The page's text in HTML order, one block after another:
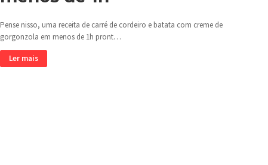
Pense nisso, uma receita de carré de cordeiro e batata com creme de
gorgonzola em menos de 1h pront…
Ler mais